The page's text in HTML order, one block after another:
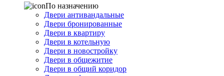
По назначению
Двери антивандальные
Двери бронированные
Двери в квартиру
Двери в котельную
Двери в новостройку
Двери в общежитие
Двери в общий коридор